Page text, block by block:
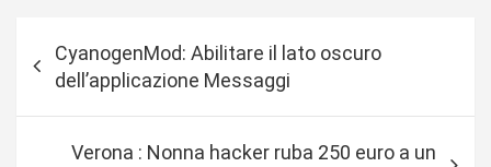
CyanogenMod: Abilitare il lato oscuro
dell’applicazione Messaggi
Verona : Nonna hacker ruba 250 euro a un